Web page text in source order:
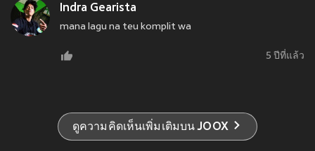
Indra Gearista
mana lagu na teu komplit wa
5 ปีที่แล้ว
ดูความคิดเห็นเพิ่มเติมบน JOOX